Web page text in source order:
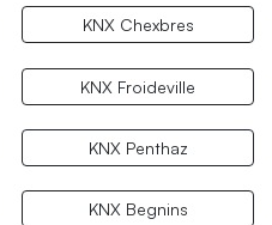
KNX Chexbres
KNX Froideville
KNX Penthaz
KNX Begnins